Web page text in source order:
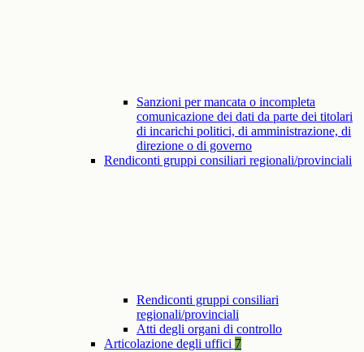
Sanzioni per mancata o incompleta
comunicazione dei dati da parte dei titolari
di incarichi politici, di amministrazione, di
direzione o di governo
Rendiconti gruppi consiliari regionali/provinciali
Rendiconti gruppi consiliari
regionali/provinciali
Atti degli organi di controllo
Articolazione degli uffici 7